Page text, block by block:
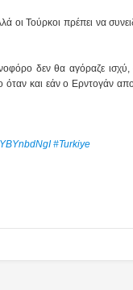
οι Τούρκοι πρέπει να
δεν θα αγόραζε ισχύ,
και εάν ο Ερντογάν
#Turkiye